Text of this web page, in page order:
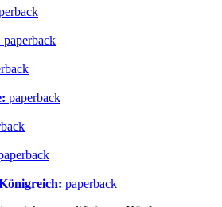
paperback
paperback
paperback